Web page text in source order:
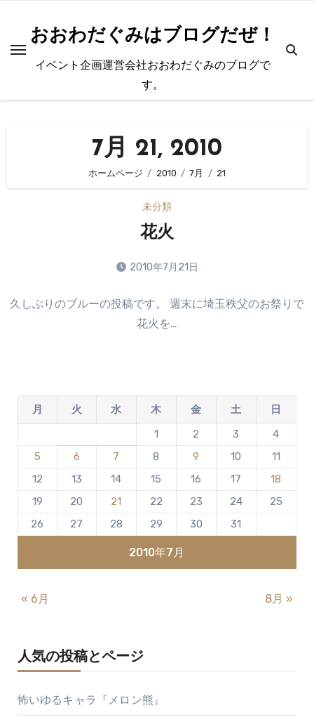
おおわだぐみはブログだぜ！
イベント企画運営会社おおわだぐみのブログで
す。
7月 21, 2010
ホームページ 2010 7月 21
未分類
花火
2010年7月21日
メ
ン
だ
あ
り
せ
ん
久しぶりのブルーの投稿です。 週末に埼玉秩父のお祭りで
花火を…
2010年7月
月 火 水 木 金 土
日
1
2 3
4
5
6 7 8 9 10
11
12
13 14 15 16 17
18
19
20 21 22 23 24
25
26
27 28 29 30 31
« 6月 8月 »
人気の投稿とページ
怖いゆるキャラ『メロン熊』